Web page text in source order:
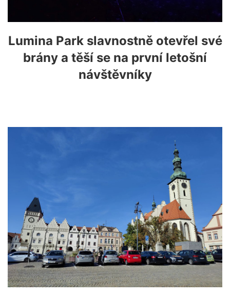
Lumina Park slavnostně otevřel své
brány a těší se na první letošní
návštěvníky